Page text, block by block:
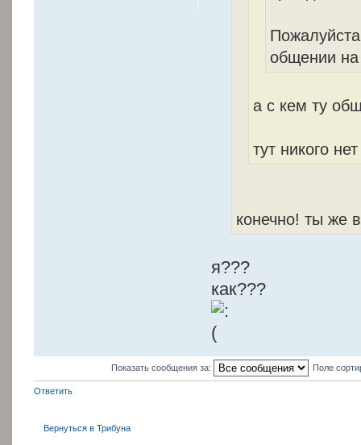
общении
а с кем ту
тут никого
конечно! ты же
я???
как???
Показать сообщения за: Поле
Ответить
Вернуться в Трибуна